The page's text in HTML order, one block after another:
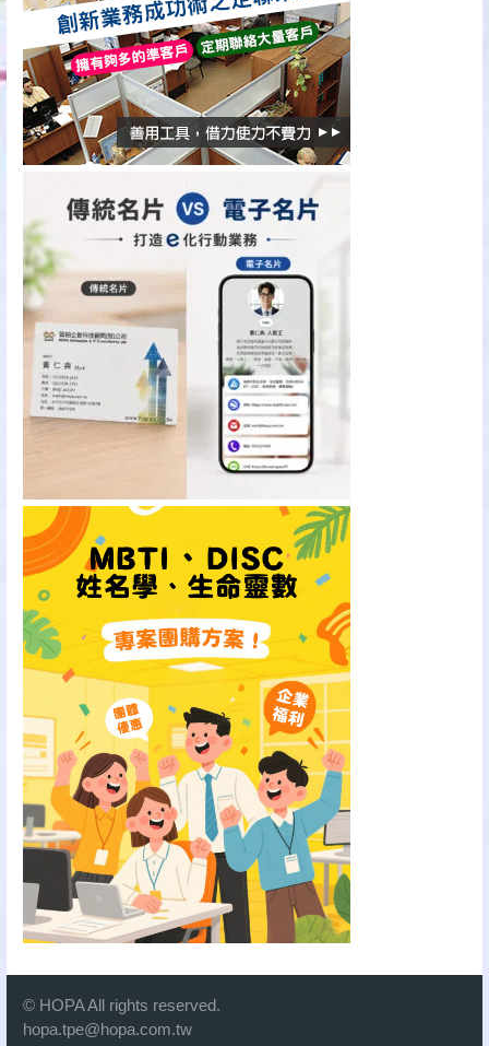
© HOPA All rights reserved.
hopa.tpe@hopa.com.tw